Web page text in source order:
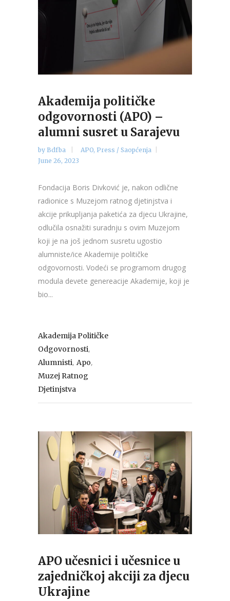
Akademija političke
odgovornosti (APO) –
alumni susret u Sarajevu
by Bdfba APO, Press / Saopćenja
June 26, 2023
Fondacija Boris Divković je, nakon odlične
radionice s Muzejom ratnog djetinjstva i
akcije prikupljanja paketića za djecu Ukrajine,
odlučila osnažiti suradnju s ovim Muzejom
koji je na još jednom susretu ugostio
alumniste/ice Akademije političke
odgovornosti. Vodeći se programom drugog
modula devete genereacije Akademije, koji je
bio...
Akademija Političke
Odgovornosti,
Alumnisti, Apo,
Muzej Ratnog
Djetinjstva
APO učesnici i učesnice u
zajedničkoj akciji za djecu
Ukrajine